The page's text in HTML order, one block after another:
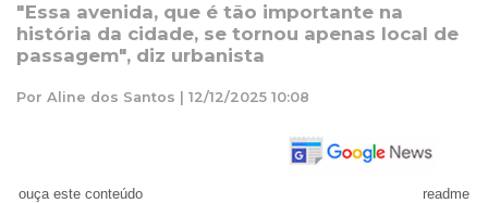
"Essa avenida, que é tão importante na
história da cidade, se tornou apenas local de
passagem", diz urbanista
Por Aline dos Santos | 12/12/2025 10:08
ouça este conteúdo readme